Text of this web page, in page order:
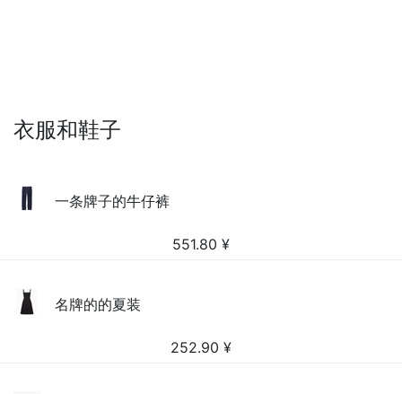
衣服和鞋子
一条牌子的牛仔裤
551.80 ¥
名牌的的夏装
252.90 ¥